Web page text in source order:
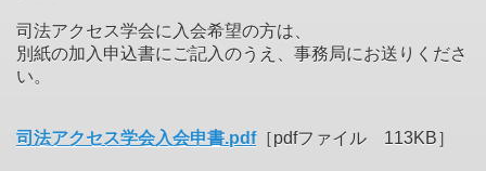
司法アクセス学会に入会希望の方は、
別紙の加入申込書にご記入のうえ、事務局にお送りくださ
い。
司法アクセス学会入会申書.pdf［pdfファイル 113KB］